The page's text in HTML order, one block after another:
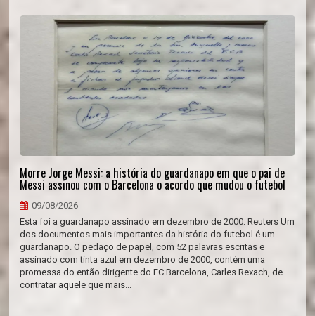
Morre Jorge Messi: a história do guardanapo em que o pai de
Messi assinou com o Barcelona o acordo que mudou o futebol
09/08/2026
Esta foi a guardanapo assinado em dezembro de 2000. Reuters Um
dos documentos mais importantes da história do futebol é um
guardanapo. O pedaço de papel, com 52 palavras escritas e
assinado com tinta azul em dezembro de 2000, contém uma
promessa do então dirigente do FC Barcelona, Carles Rexach, de
contratar aquele que mais...